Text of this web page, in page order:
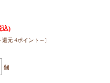
込)
還元 4ポイント～]
個